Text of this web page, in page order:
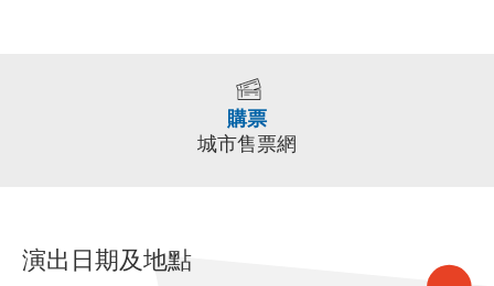
購票
城市售票網
演出日期及地點